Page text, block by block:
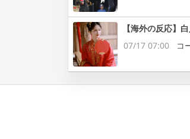
【海外の反応】
07/17 07:00
コ